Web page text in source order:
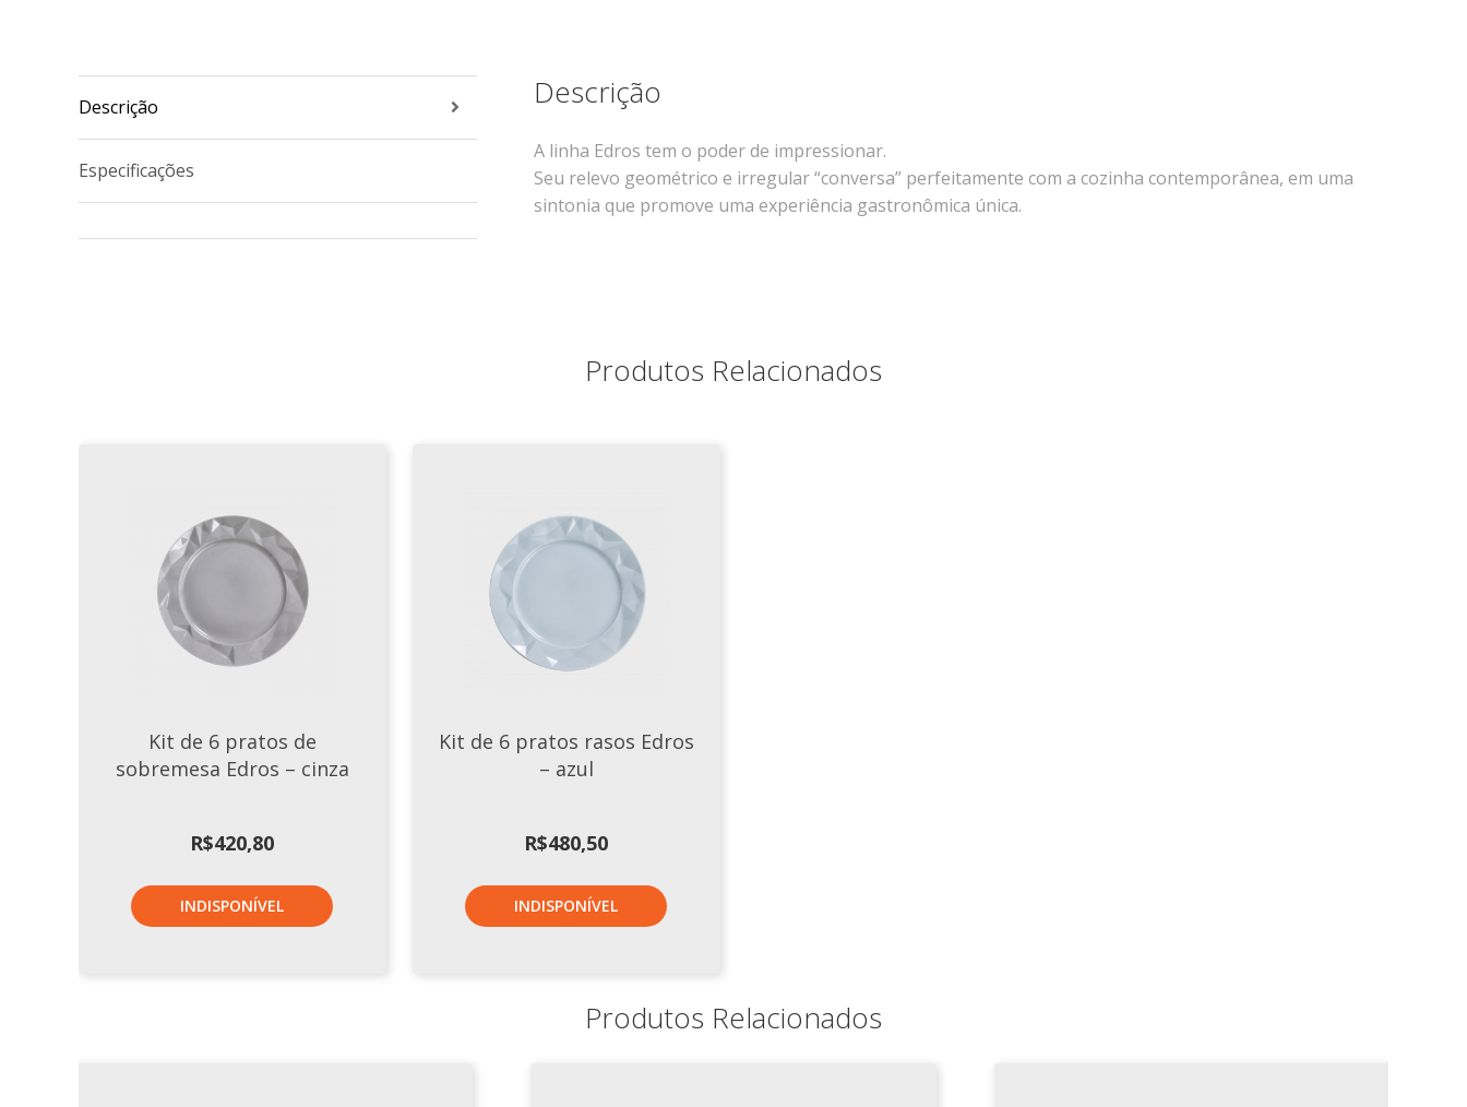
Descrição
Especificações
Descrição
A linha Edros tem o poder de impressionar.
Seu relevo geométrico e irregular “conversa” perfeitamente com a cozinha contemporânea, em uma
sintonia que promove uma experiência gastronômica única.
Produtos Relacionados
Kit de 6 pratos de
sobremesa Edros – cinza
R$420,80
INDISPONÍVEL
Kit de 6 pratos rasos Edros
– azul
R$480,50
INDISPONÍVEL
Produtos Relacionados